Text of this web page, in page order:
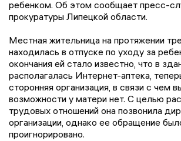
ребенком. Об этом сообщает пресс-
прокуратуры Липецкой области.
Местная жительница на протяжении
находилась в отпуске по уходу за
окончания ей стало известно, что в
располагалась Интернет-аптека,
сторонняя организация, в связи с чем
возможности у матери нет. С целью
трудовых отношений она позвонила
организации, однако ее обращение
проигнорировано.